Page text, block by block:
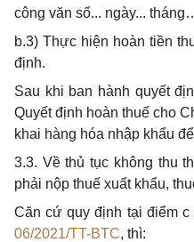
công văn số... ngày...
b.3) Thực hiện hoàn tiền
định.
Sau khi ban hành quyết
Quyết định hoàn thuế cho
khai hàng hóa nhập khẩu để
3.3. Về thủ tục không thu
phải nộp thuế xuất khẩu,
Căn cứ quy định tại điểm
06/2021/TT-BTC, thì: